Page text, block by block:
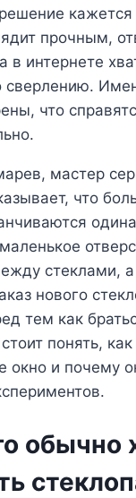
прочным,
в интернете
сверлению.
что
мастер
что
стеклами,
нового
тем как
понять,
окно и почему
обычно